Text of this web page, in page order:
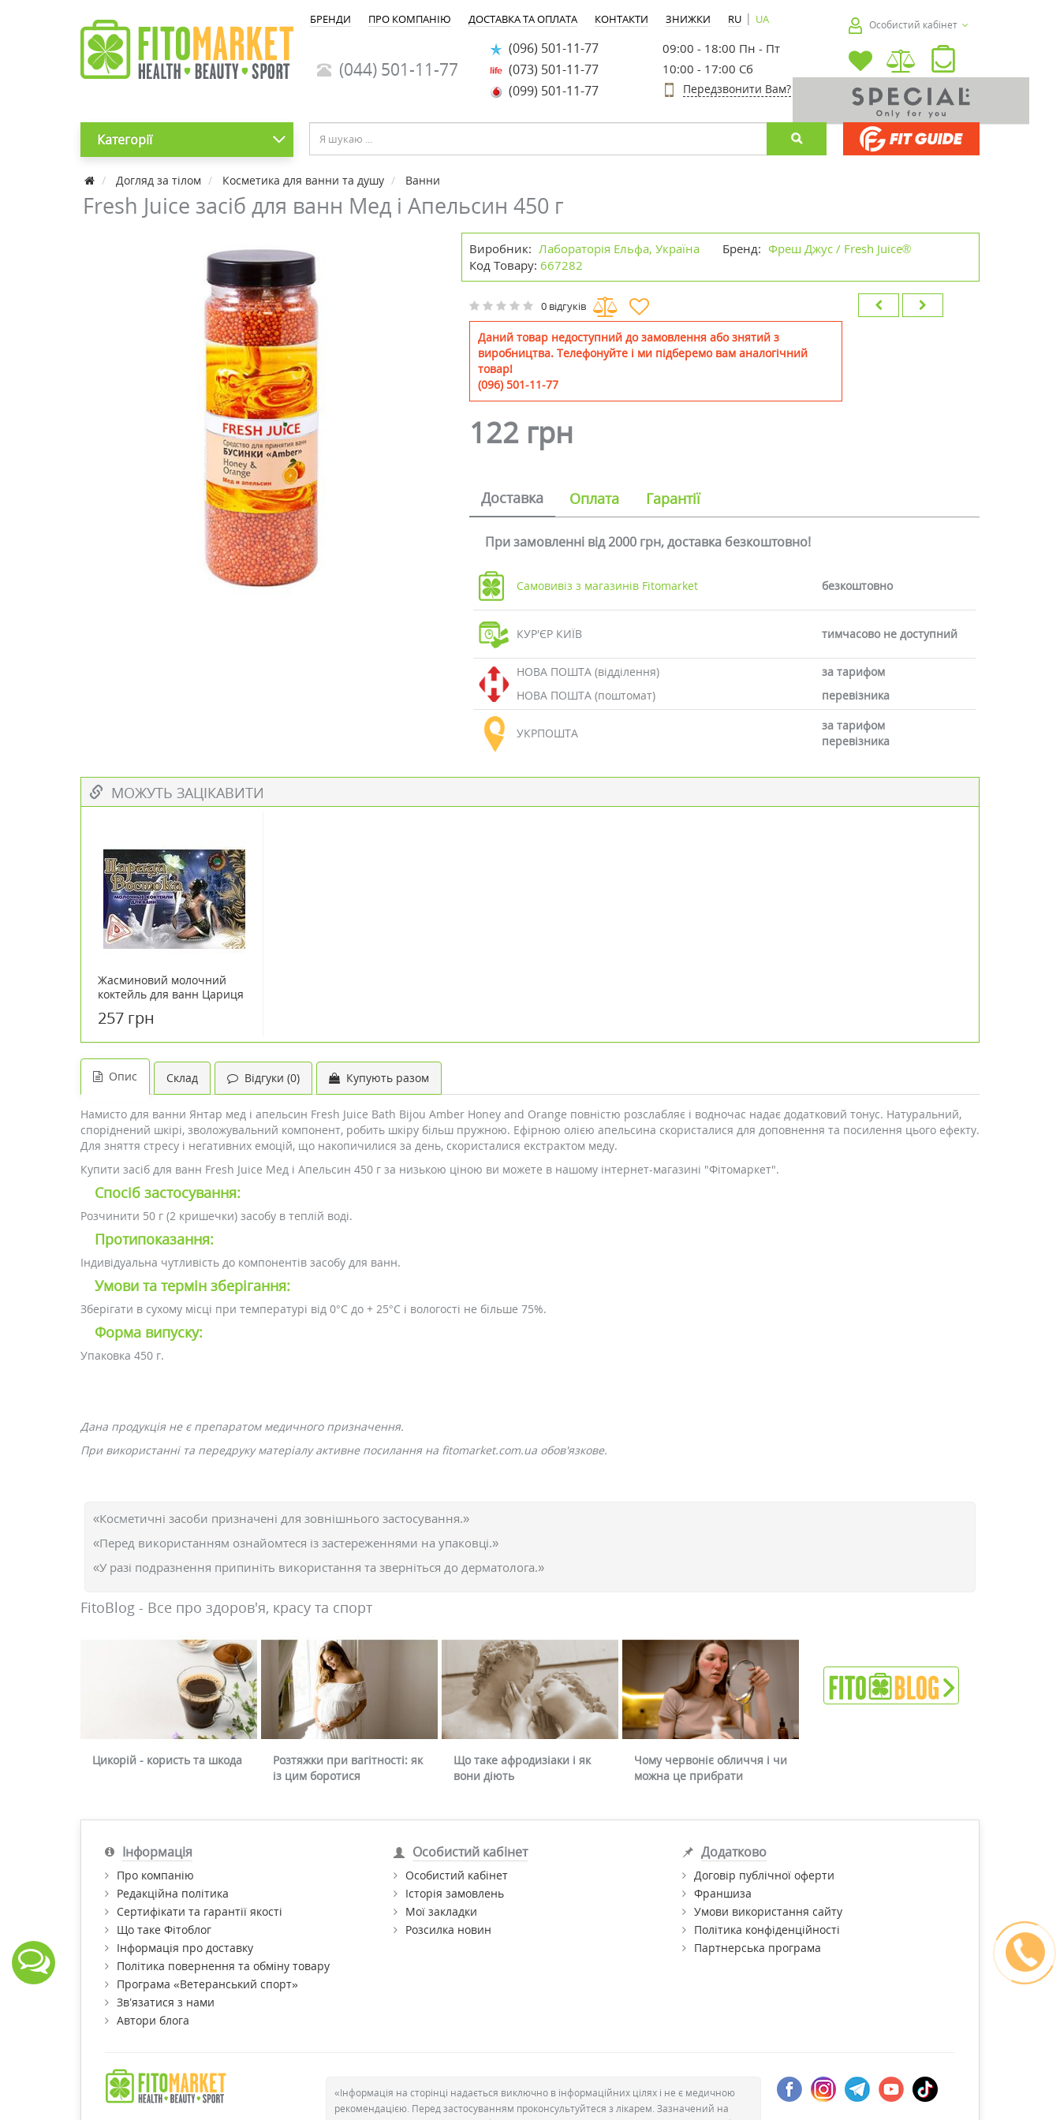
БРЕНДИ ПРО КОМПАНІЮ ДОСТАВКА ТА ОПЛАТА КОНТАКТИ ЗНИЖКИ RU | UA
(044) 501-11-77
(096) 501-11-77
(073) 501-11-77
(099) 501-11-77
09:00 - 18:00 Пн - Пт
10:00 - 17:00 Сб
Передзвонити Вам?
Особистий кабінет
Категорії
Догляд за тілом Косметика для ванни та душу Ванни
Fresh Juice засіб для ванн Мед і Апельсин 450 г
Виробник: Лабораторія Ельфа, Україна Бренд: Фреш Джус / Fresh Juice®
Код Товару: 667282
0 відгуків
Даний товар недоступний до замовлення або знятий з
виробництва. Телефонуйте і ми підберемо вам аналогічний
товар!
(096) 501-11-77
122 грн
Доставка Оплата Гарантії
При замовленні від 2000 грн, доставка безкоштовно!
Самовивіз з магазинів Fitomarket безкоштовно
КУР'ЄР КИЇВ тимчасово не доступний
НОВА ПОШТА (відділення)
за тарифом
НОВА ПОШТА (поштомат)
перевізника
УКРПОШТА
за тарифом
перевізника
МОЖУТЬ ЗАЦІКАВИТИ
Жасминовий молочний
коктейль для ванн Цариця
257 грн
Опис Склад Відгуки (0) Купують разом
Намисто для ванни Янтар мед і апельсин Fresh Juice Bath Bijou Amber Honey and Orange повністю розслабляє і водночас надає додатковий тонус. Натуральний,
споріднений шкірі, зволожувальний компонент, робить шкіру більш пружною. Ефірною олією апельсина скористалися для доповнення та посилення цього ефекту.
Для зняття стресу і негативних емоцій, що накопичилися за день, скористалися екстрактом меду.
Купити засіб для ванн Fresh Juice Мед і Апельсин 450 г за низькою ціною ви можете в нашому інтернет-магазині "Фітомаркет".
Спосіб застосування:
Розчинити 50 г (2 кришечки) засобу в теплій воді.
Протипоказання:
Індивідуальна чутливість до компонентів засобу для ванн.
Умови та термін зберігання:
Зберігати в сухому місці при температурі від 0°C до + 25°C і вологості не більше 75%.
Форма випуску:
Упаковка 450 г.
Дана продукція не є препаратом медичного призначення.
При використанні та передруку матеріалу активне посилання на fitomarket.com.ua обов'язкове.
«Косметичні засоби призначені для зовнішнього застосування.»
«Перед використанням ознайомтеся із застереженнями на упаковці.»
«У разі подразнення припиніть використання та зверніться до дерматолога.»
FitoBlog - Все про здоров'я, красу та спорт
Цикорій - користь та шкода
Розтяжки при вагітності: як
із цим боротися
Що таке афродизіаки і як
вони діють
Чому червоніє обличчя і чи
можна це прибрати
Інформація
Про компанію
Редакційна політика
Сертифікати та гарантії якості
Що таке Фітоблог
Інформація про доставку
Політика повернення та обміну товару
Програма «Ветеранський спорт»
Зв’язатися з нами
Автори блога
Особистий кабінет
Особистий кабінет
Історія замовлень
Мої закладки
Розсилка новин
Додатково
Договір публічної оферти
Франшиза
Умови використання сайту
Політика конфіденційності
Партнерська програма
«Інформація на сторінці надається виключно в інформаційних цілях і не є медичною
рекомендацією. Перед застосуванням проконсультуйтеся з лікарем. Зазначений на